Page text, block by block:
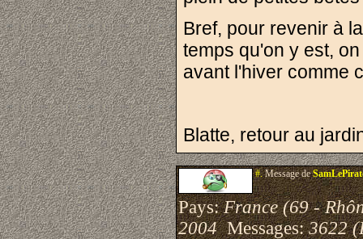
Bref, pour revenir à
temps qu'on y est,
avant l'hiver comme
Blatte, retour au
#.Message de
Pays:France (69 -
2004Messages:3622